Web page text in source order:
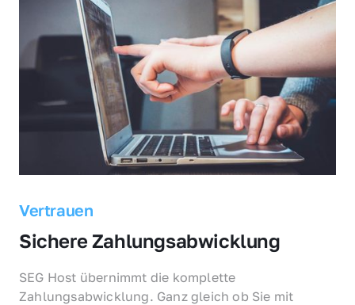
Vertrauen
Sichere Zahlungsabwicklung
SEG Host übernimmt die komplette
Zahlungsabwicklung. Ganz gleich ob Sie mit